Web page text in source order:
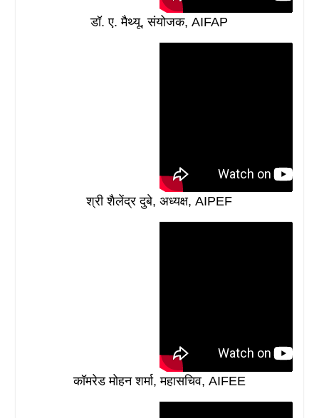
डॉ. ए. मैथ्यू, संयोजक, AIFAP
श्री शैलेंद्र दुबे, अध्यक्ष, AIPEF
कॉमरेड मोहन शर्मा, महासचिव, AIFEE